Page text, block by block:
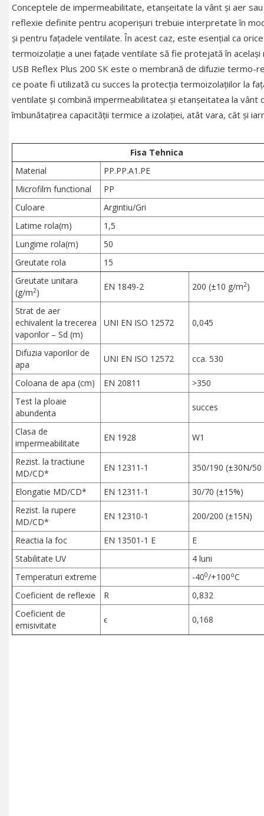
Conceptele de impermeabilitate, etanșeitate la vânt și aer
reflexie definite pentru acoperișuri trebuie interpretate în
și pentru fațadele ventilate. În acest caz, este esențial ca orice
termoizolație a unei fațade ventilate să fie protejată în același
USB Reflex Plus 200 SK este o membrană de difuzie termo-
ce poate fi utilizată cu succes la protecția termoizolațiilor la
ventilate și combină impermeabilitatea și etanșeitatea la vânt
îmbunătațirea capacității termice a izolației, atât vara, cât și
Fisa Tehnica
Material
PP.PP.A1.PE
Microfilm functional
PP
Culoare
Argintiu/Gri
Latime rola(m)
1,5
Lungime rola(m)
50
Greutate rola
15
Greutate unitara
(g/m2)
EN 1849-2 200 (±10 g/m2)
Strat de aer
echivalent la trecerea
vaporilor – Sd (m)
UNI EN ISO 12572 0,045
Difuzia vaporilor de
apa
UNI EN ISO 12572 cca. 530
Coloana de apa (cm) EN 20811
>350
Test la ploaie
abundenta
succes
Clasa de
impermeabilitate
EN 1928 W1
Rezist. la tractiune
MD/CD*
EN 12311-1 350/190 (±30N/
Elongatie MD/CD* EN 12311-1
30/70 (±15%)
Rezist. la rupere
MD/CD*
EN 12310-1 200/200 (±15N)
Reactia la foc EN 13501-1 E
E
Stabilitate UV
4 luni
Temperaturi extreme
-400/+100oC
Coeficient de reflexie
R
0,832
Coeficient de
emisivitate
ϵ 0,168